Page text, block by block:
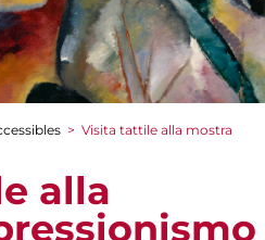
> Visita tattile alla mostra
alla